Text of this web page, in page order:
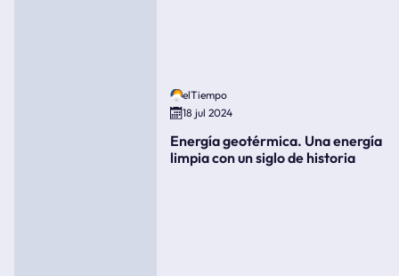
elTiempo
18 jul 2024
Energía geotérmica. Una energía
limpia con un siglo de historia